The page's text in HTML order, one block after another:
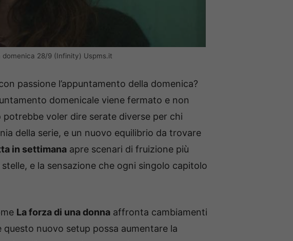
28/9 (Infinity) Uspms.it
passione l’appuntamento della domenica?
domenicale viene fermato e non
voler dire serate diverse per chi
della serie, e un nuovo equilibrio da trovare
in settimana apre scenari di fruizione più
e la sensazione che ogni singolo capitolo
La forza di una donna affronta cambiamenti
questo nuovo setup possa aumentare la